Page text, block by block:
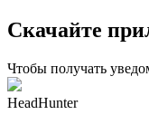
Скачайте
Чтобы получать
HeadHunter